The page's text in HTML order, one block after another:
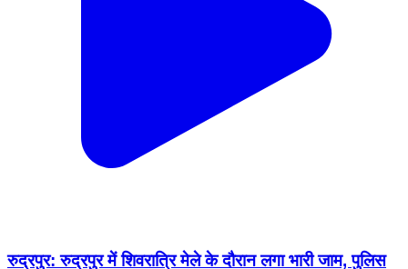
रुद्रपुर: रुद्रपुर में शिवरात्रि मेले के दौरान लगा भारी जाम, पुलिस